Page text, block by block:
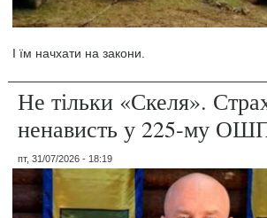
І їм начхати на закони.
Не тільки «Скеля».
ненависть у 225-му
пт, 31/07/2026 - 18:19